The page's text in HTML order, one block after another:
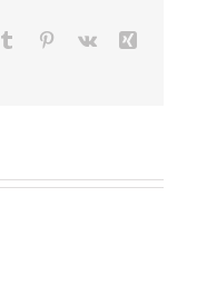
Tumblr Pinterest
Vk